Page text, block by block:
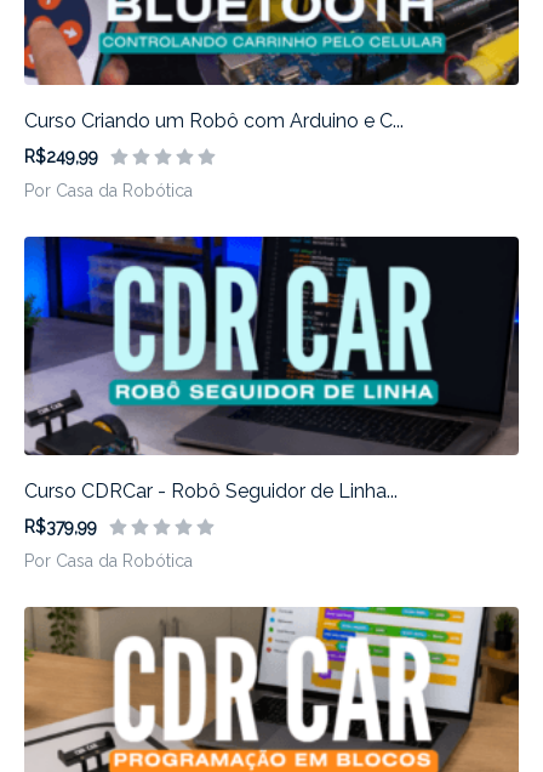
Curso Criando um Robô com Arduino e C...
R$249,99
Por Casa da Robótica
Curso CDRCar - Robô Seguidor de Linha...
R$379,99
Por Casa da Robótica